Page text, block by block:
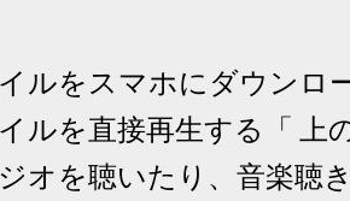
ルをスマホにダウンロ
ルを直接再生する「 上
オを聴いたり、音楽聴